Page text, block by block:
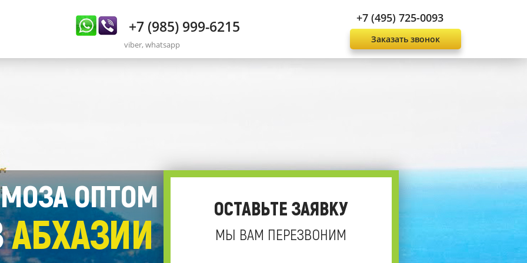
+7 (495) 725-0093
+7 (985) 999-6215
viber, whatsapp Заказать звонок
ОСТАВЬТЕ ЗАЯВКУ
МЫ ВАМ ПЕРЕЗВОНИМ
ОПТОМ
АБХАЗИИ